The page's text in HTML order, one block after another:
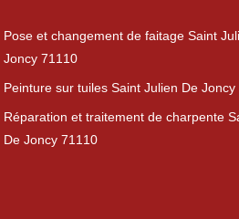
Pose et changement de faitage Saint
Joncy 71110
Peinture sur tuiles Saint Julien De Joncy
Réparation et traitement de charpente
De Joncy 71110